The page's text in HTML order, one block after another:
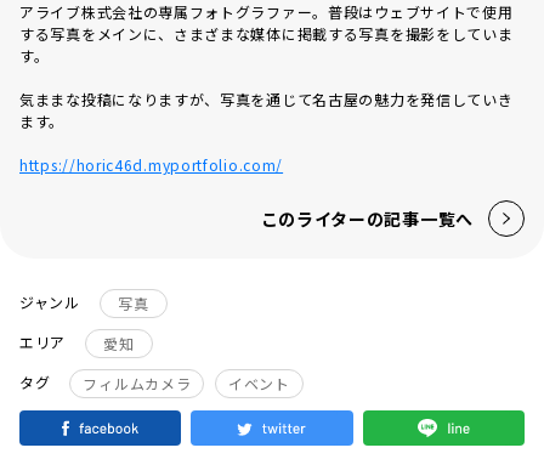
アライブ株式会社の専属フォトグラファー。普段はウェブサイトで使用
する写真をメインに、さまざまな媒体に掲載する写真を撮影をしていま
す。
気ままな投稿になりますが、写真を通じて名古屋の魅力を発信していき
ます。
https://horic46d.myportfolio.com/
このライターの記事一覧へ
ジャンル
写真
エリア
愛知
タグ
フィルムカメラ イベント